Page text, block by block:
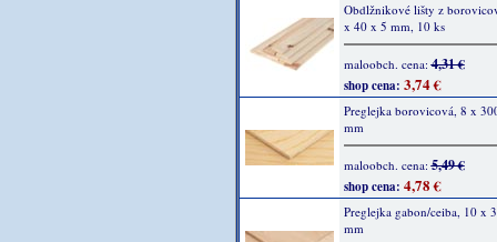
Obdlžnikové lišty z
x 40 x 5 mm, 10 ks
maloobch. cena:4,31 €
shop cena: 3,74 €
Preglejka borovicová, 8 x
mm
maloobch. cena:5,49 €
shop cena: 4,78 €
Preglejka gabon/ceiba, 10 x
mm